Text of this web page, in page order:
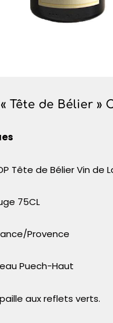
Tête de Bélier »
Tête de Bélier Vin de
75CL
Provence
Puech-Haut
aux reflets verts.